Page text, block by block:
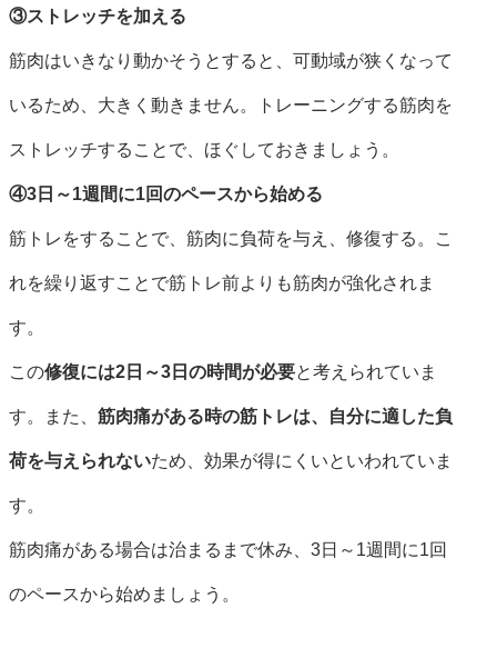
③ストレッチを加える
筋肉はいきなり動かそうとすると、可動域が狭くなって
いるため、大きく動きません。トレーニングする筋肉を
ストレッチすることで、ほぐしておきましょう。
④3日～1週間に1回のペースから始める
筋トレをすることで、筋肉に負荷を与え、修復する。こ
れを繰り返すことで筋トレ前よりも筋肉が強化されま
す。
この修復には2日～3日の時間が必要と考えられていま
す。また、 筋肉痛がある時の筋トレは、自分に適した負
荷を与えられないため、効果が得にくいといわれていま
す。
筋肉痛がある場合は治まるまで休み、3日～1週間に1回
のペースから始めましょう。